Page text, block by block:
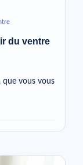
du ventre
que vous vous